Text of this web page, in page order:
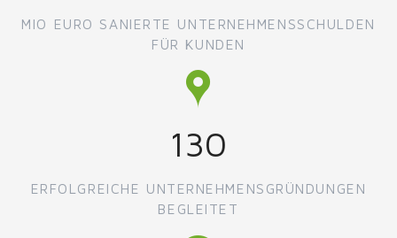
MIO EURO SANIERTE UNTERNEHMENSSCHULDEN
FÜR KUNDEN
130
ERFOLGREICHE UNTERNEHMENSGRÜNDUNGEN
BEGLEITET